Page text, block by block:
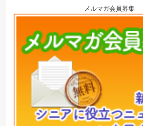
メルマガ会員募集